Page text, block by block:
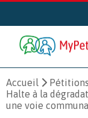
Accueil Pétitions
Halte à la
une voie